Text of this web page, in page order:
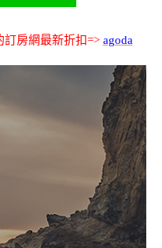
房網最新折扣=> agoda